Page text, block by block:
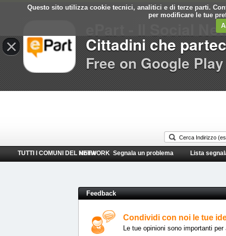
Questo sito utilizza cookie tecnici, analitici e di terze parti.
per modificare le tue
TUTTI I COMUNI DEL NETWORK
Home Segnala un problema Lista
Feedback
Condividi con noi le tue
Le tue opinioni sono importanti
×
ePart - Il Social
Cittadini che
Free on Google Play